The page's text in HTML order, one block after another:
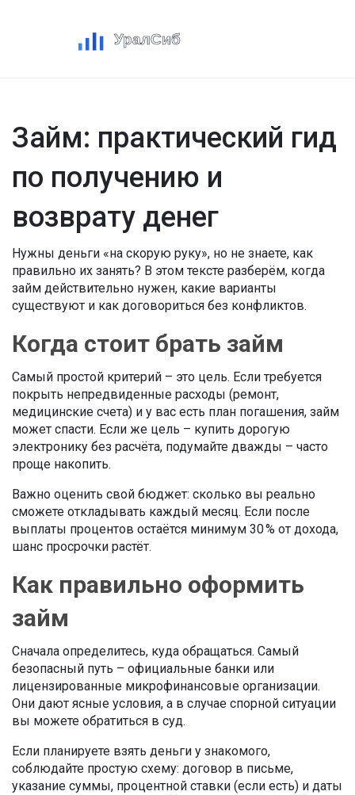
Займ: практический гид
по получению и
возврату денег
Нужны деньги «на скорую руку», но не знаете, как
правильно их занять? В этом тексте разберём, когда
займ действительно нужен, какие варианты
существуют и как договориться без конфликтов.
Когда стоит брать займ
Самый простой критерий – это цель. Если требуется
покрыть непредвиденные расходы (ремонт,
медицинские счета) и у вас есть план погашения, займ
может спасти. Если же цель – купить дорогую
электронику без расчёта, подумайте дважды – часто
проще накопить.
Важно оценить свой бюджет: сколько вы реально
сможете откладывать каждый месяц. Если после
выплаты процентов остаётся минимум 30 % от дохода,
шанс просрочки растёт.
Как правильно оформить
займ
Сначала определитесь, куда обращаться. Самый
безопасный путь – официальные банки или
лицензированные микрофинансовые организации.
Они дают ясные условия, а в случае спорной ситуации
вы можете обратиться в суд.
Если планируете взять деньги у знакомого,
соблюдайте простую схему: договор в письме,
указание суммы, процентной ставки (если есть) и даты